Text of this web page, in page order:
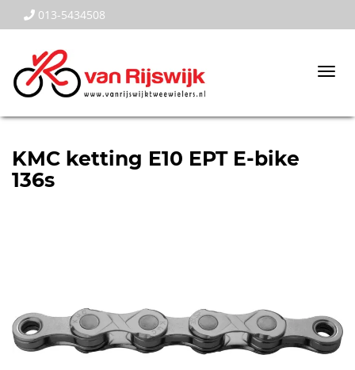
013-5434508
KMC ketting E10 EPT E-bike
136s